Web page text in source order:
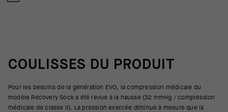
COULISSES DU PRODUIT
Pour les besoins de la génération EVO, la compression médicale du
modèle Recovery Sock a été revue à la hausse (32 mmHg / compression
médicale de classe II). La pression exercée diminue à mesure que la